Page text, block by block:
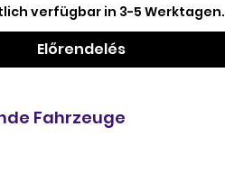
verfügbar in 3-5 Werktagen.
Előrendelés
Fahrzeuge